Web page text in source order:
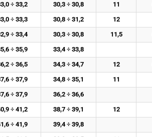
÷ 33,2
30,3 ÷ 30,8 11
÷ 33,3
30,8 ÷ 31,2 12
÷ 33,4
30,3 ÷ 30,8 11,5
÷ 35,9
33,4 ÷ 33,8
÷ 36,5
34,3 ÷ 34,7 12
÷ 37,9
34,8 ÷ 35,1 11
÷ 37,9
36,2 ÷ 36,6
÷ 41,2
38,7 ÷ 39,1 12
÷ 41,9
39,4 ÷ 39,8